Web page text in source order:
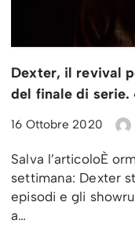
Dexter, il revival
del finale di serie.
16 Ottobre 2020
Salva l’articoloÈ
settimana: Dexter
episodi e gli
a…